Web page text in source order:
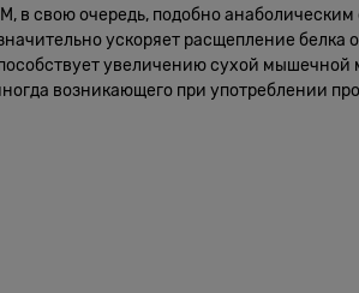
в свою очередь, подобно
ускоряет расщепление белка
увеличению сухой мышечной
возникающего при употреблении